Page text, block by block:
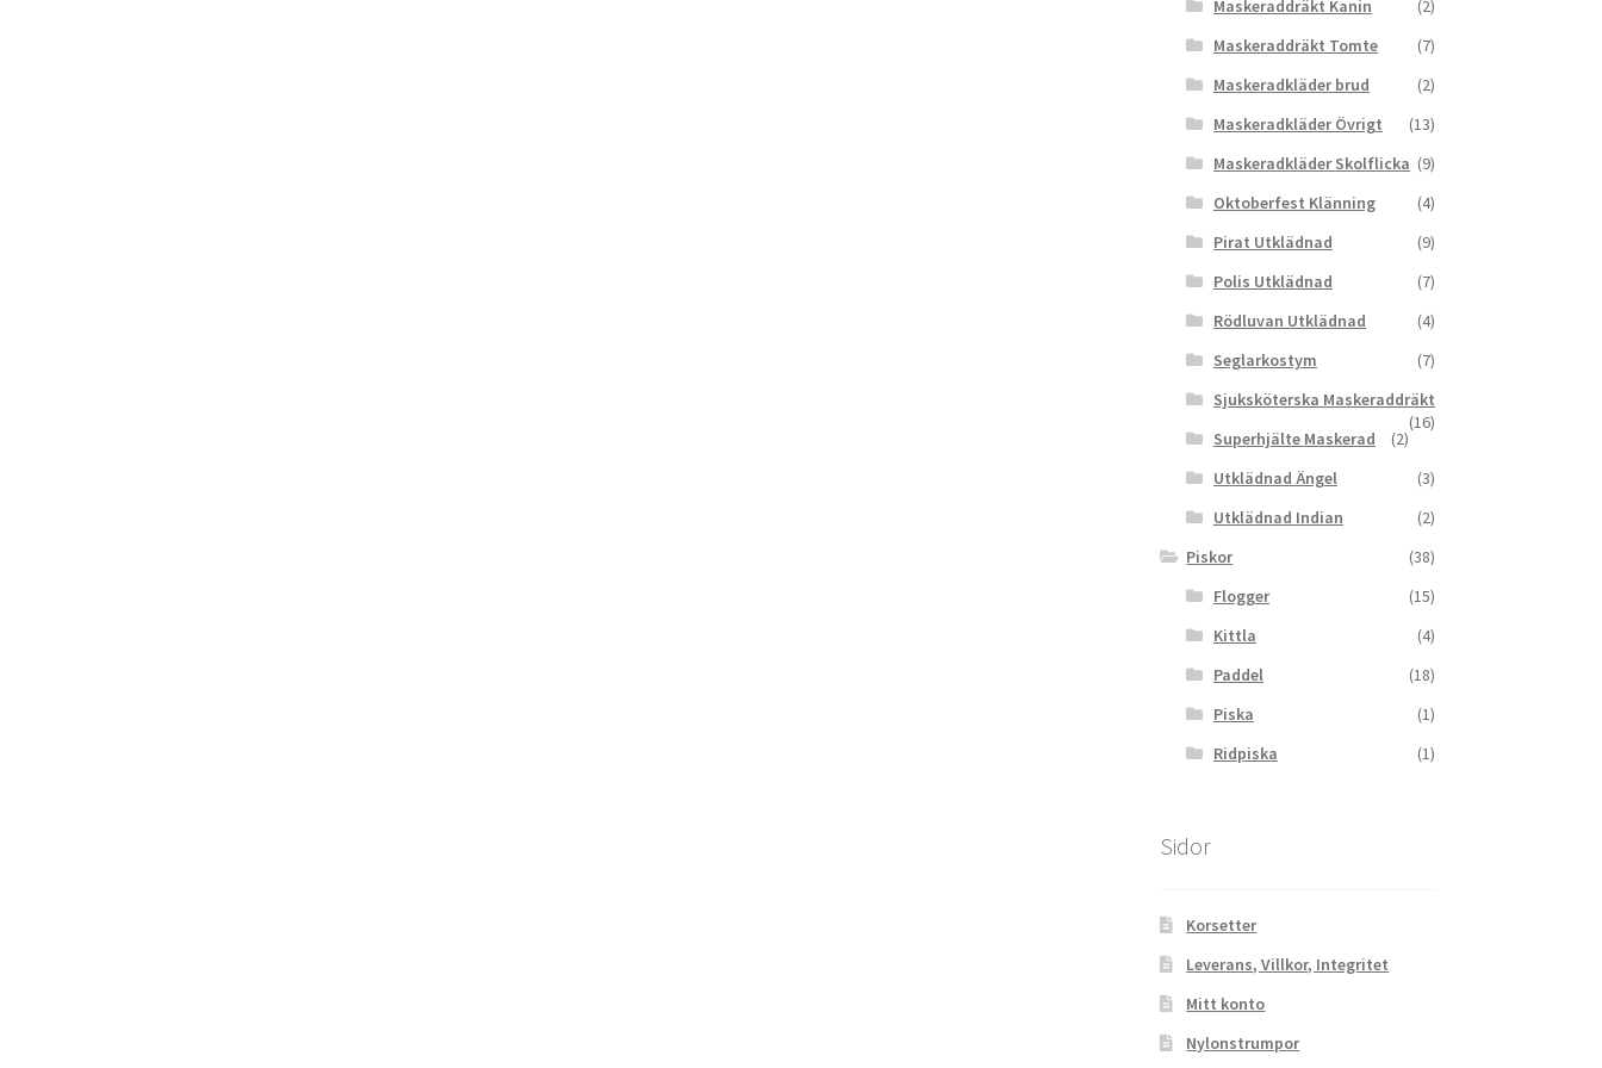
Maskeraddräkt Kanin
(2)
Maskeraddräkt Tomte
(7)
Maskeradkläder brud
(2)
Maskeradkläder Övrigt
(13)
Maskeradkläder Skolflicka (9)
Oktoberfest Klänning
(4)
Pirat Utklädnad
(9)
Polis Utklädnad
(7)
Rödluvan Utklädnad
(4)
Seglarkostym
(7)
Sjuksköterska Maskeraddräkt
(16)
Superhjälte Maskerad
(2)
Utklädnad Ängel
(3)
Utklädnad Indian
(2)
Piskor
(38)
Flogger
(15)
Kittla
(4)
Paddel
(18)
Piska
(1)
Ridpiska
(1)
Sidor
Korsetter
Leverans, Villkor, Integritet
Mitt konto
Nylonstrumpor